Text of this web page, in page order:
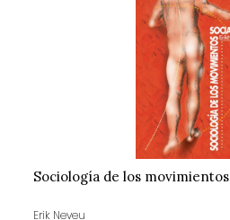
Sociología de los
Erik Neveu